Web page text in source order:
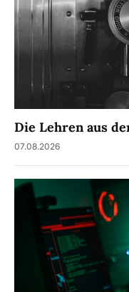
Die Lehren aus
07.08.2026